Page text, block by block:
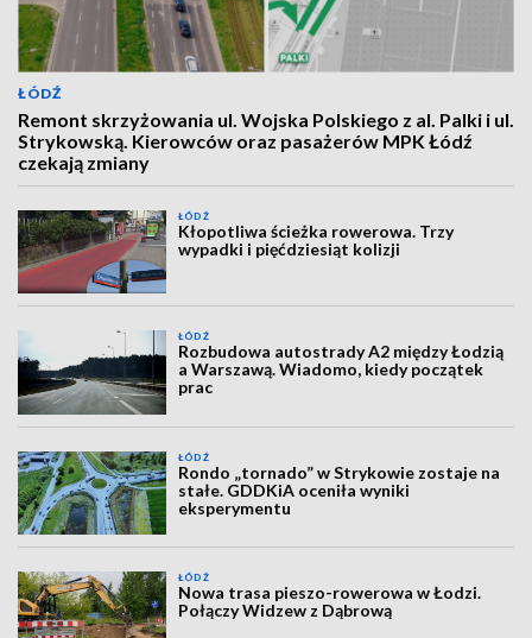
ŁÓDŹ
Remont skrzyżowania ul. Wojska Polskiego z al. Palki i ul.
Strykowską. Kierowców oraz pasażerów MPK Łódź
czekają zmiany
ŁÓDŹ
Kłopotliwa ścieżka rowerowa. Trzy
wypadki i pięćdziesiąt kolizji
ŁÓDŹ
Rozbudowa autostrady A2 między Łodzią
a Warszawą. Wiadomo, kiedy początek
prac
ŁÓDŹ
Rondo „tornado” w Strykowie zostaje na
stałe. GDDKiA oceniła wyniki
eksperymentu
ŁÓDŹ
Nowa trasa pieszo-rowerowa w Łodzi.
Połączy Widzew z Dąbrową